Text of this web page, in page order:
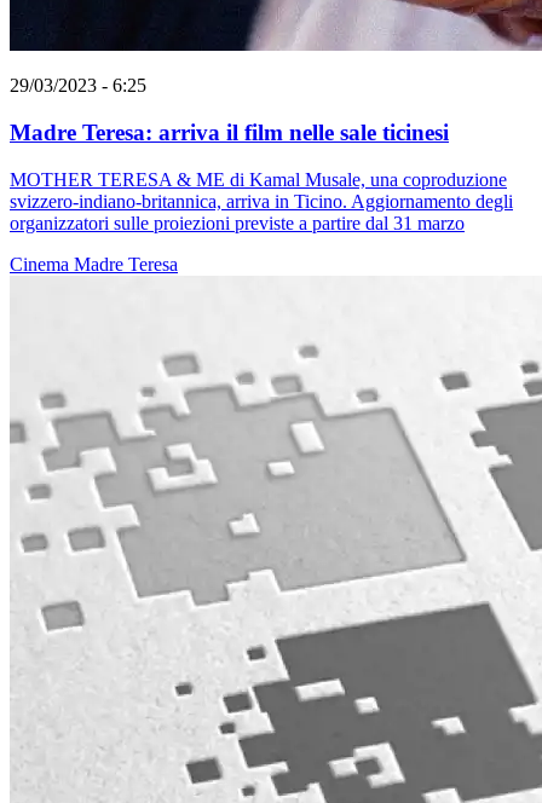
29/03/2023 - 6:25
Madre Teresa: arriva il film nelle sale ticinesi
MOTHER TERESA & ME di Kamal Musale, una coproduzione
svizzero-indiano-britannica, arriva in Ticino. Aggiornamento degli
organizzatori sulle proiezioni previste a partire dal 31 marzo
Cinema Madre Teresa